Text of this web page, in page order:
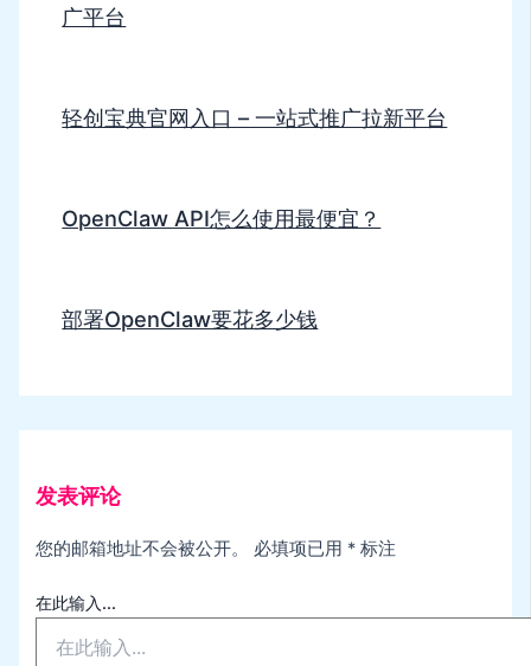
广平台
轻创宝典官网入口 – 一站式推广拉新平台
OpenClaw API怎么使用最便宜？
部署OpenClaw要花多少钱
发表评论
您的邮箱地址不会被公开。 必填项已用 * 标注
在此输入...